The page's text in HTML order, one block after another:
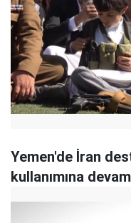
Yemen'de İran
kullanımına